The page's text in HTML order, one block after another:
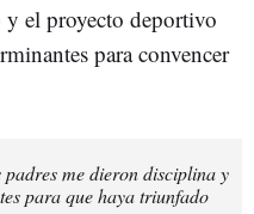
el proyecto deportivo
para convencer
me dieron disciplina y
para que haya triunfado